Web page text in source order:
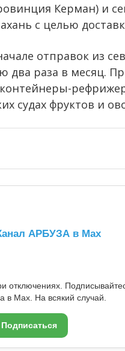
Керман) и
с целью
отправок из
два раза в месяц.
контейнеры-
судах фруктов и
АРБУЗА в Max
отключениях.
в Max. На всякий случай.
Подписаться